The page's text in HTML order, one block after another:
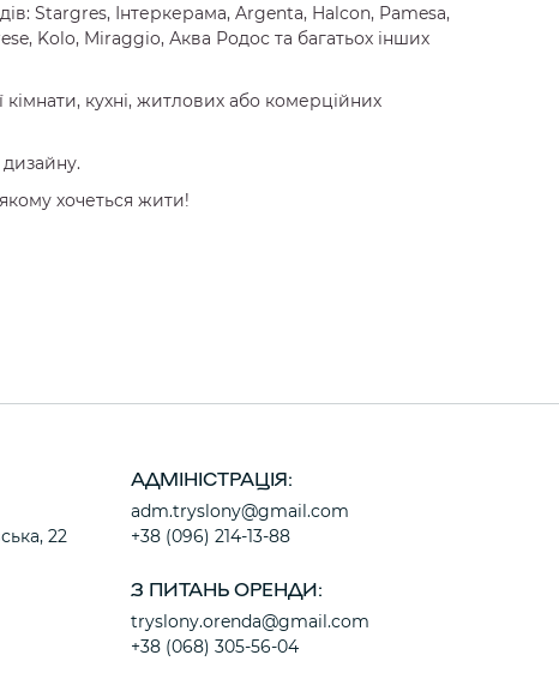
Stargres, Інтеркерама, Argenta, Halcon, Pamesa,
Kolo, Miraggio, Аква Родос та багатьох інших
кухні, житлових або комерційних
дизайну.
хочеться жити!
22
АДМІНІСТРАЦІЯ:
adm.tryslony@gmail.com
+38 (096) 214-13-88
З ПИТАНЬ ОРЕНДИ:
tryslony.orenda@gmail.com
+38 (068) 305-56-04